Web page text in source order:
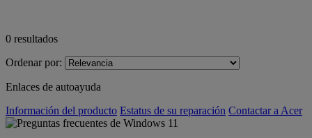
0 resultados
Ordenar por:
Enlaces de autoayuda
Información del producto Estatus de su reparación Contactar a Acer